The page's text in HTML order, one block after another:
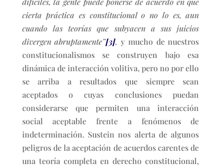
cierta práctica es constitucional o no lo es, aun
cuando las teorías que subyacen a sus juicios
divergen abruptamente”[3], y mucho de nuestros
constitucionalismos se construyen bajo esa
dinámica de interacción volitiva, pero no por ello
se arriba a resultados que siempre sean
aceptados o cuyas conclusiones puedan
considerarse que permiten una interacción
social aceptable frente a fenómenos de
indeterminación. Sustein nos alerta de algunos
peligros de la aceptación de acuerdos carentes de
una teoría completa en derecho constitucional,